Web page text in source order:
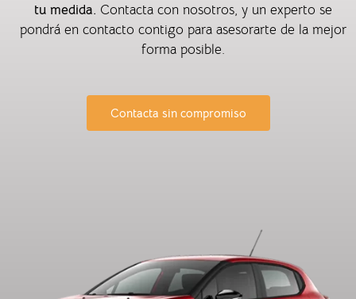
tu medida. Contacta con nosotros, y un experto se
pondrá en contacto contigo para asesorarte de la mejor
forma posible.
Contacta sin compromiso